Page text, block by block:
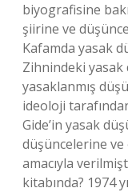
biyografisine
şiirine ve
Kafamda yasak
Zihnindeki yasak
yasaklanmış
ideoloji
Gide’in yasak
düşüncelerine
amacıyla
kitabında? 1974